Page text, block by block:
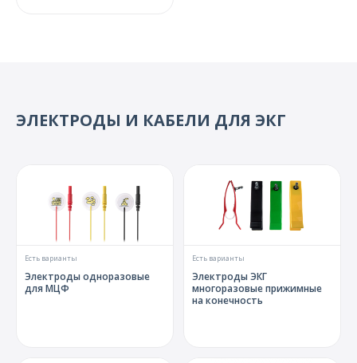
ЭЛЕКТРОДЫ И КАБЕЛИ ДЛЯ ЭКГ
Есть варианты
Электроды одноразовые
для МЦФ
Есть варианты
Электроды ЭКГ
многоразовые прижимные
на конечность